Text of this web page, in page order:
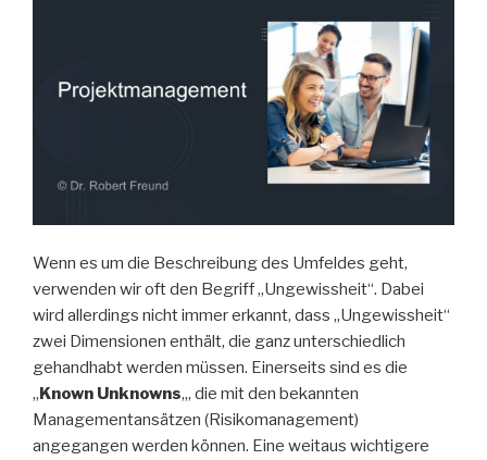
Wenn es um die Beschreibung des Umfeldes geht,
verwenden wir oft den Begriff „Ungewissheit“. Dabei
wird allerdings nicht immer erkannt, dass „Ungewissheit“
zwei Dimensionen enthält, die ganz unterschiedlich
gehandhabt werden müssen. Einerseits sind es die
„Known Unknowns„, die mit den bekannten
Managementansätzen (Risikomanagement)
angegangen werden können. Eine weitaus wichtigere